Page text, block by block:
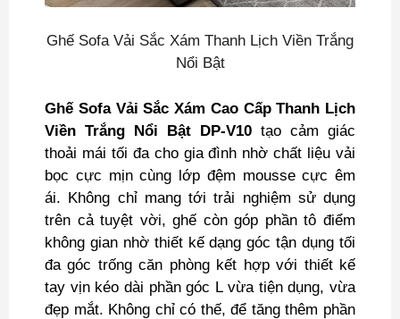
Ghế Sofa Vải Sắc Xám Thanh Lịch Viền Trắng
Nổi Bật
Ghế Sofa Vải Sắc Xám Cao Cấp Thanh Lịch
Viền Trắng Nổi Bật DP-V10 tạo cảm giác
thoải mái tối đa cho gia đình nhờ chất liệu vải
bọc cực mịn cùng lớp đệm mousse cực êm
ái. Không chỉ mang tới trải nghiệm sử dụng
trên cả tuyệt vời, ghế còn góp phần tô điểm
không gian nhờ thiết kế dạng góc tận dụng tối
đa góc trống căn phòng kết hợp với thiết kế
tay vịn kéo dài phần góc L vừa tiện dụng, vừa
đẹp mắt. Không chỉ có thế, để tăng thêm phần